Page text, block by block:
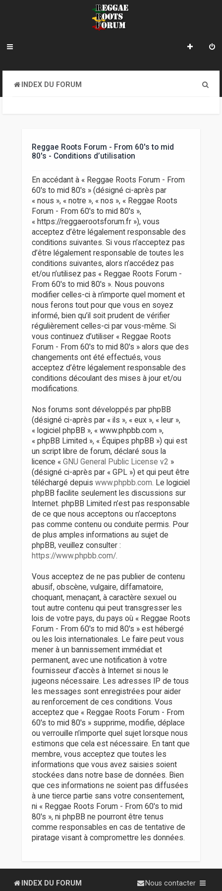
INDEX DU FORUM
Reggae Roots Forum - From 60's to mid
80's - Conditions d’utilisation
En accédant à « Reggae Roots Forum - From
60's to mid 80's » (désigné ci-après par
« nous », « notre », « nos », « Reggae Roots
Forum - From 60's to mid 80's »,
« https://reggaerootsforum.fr »), vous
acceptez d’être légalement responsable des
conditions suivantes. Si vous n’acceptez pas
d’être légalement responsable de toutes les
conditions suivantes, alors n’accédez pas
et/ou n’utilisez pas « Reggae Roots Forum -
From 60's to mid 80's ». Nous pouvons
modifier celles-ci à n’importe quel moment et
nous ferons tout pour que vous en soyez
informé, bien qu’il soit prudent de vérifier
régulièrement celles-ci par vous-même. Si
vous continuez d’utiliser « Reggae Roots
Forum - From 60's to mid 80's » alors que des
changements ont été effectués, vous
acceptez d’être légalement responsable des
conditions découlant des mises à jour et/ou
modifications.
Nos forums sont développés par phpBB
(désigné ci-après par « ils », « eux », « leur »,
« logiciel phpBB », « www.phpbb.com »,
« phpBB Limited », « Équipes phpBB ») qui est
un script libre de forum, déclaré sous la
licence « GNU General Public License v2 »
(désigné ci-après par « GPL ») et qui peut être
téléchargé depuis www.phpbb.com. Le logiciel
phpBB facilite seulement les discussions sur
Internet. phpBB Limited n’est pas responsable
de ce que nous acceptons ou n’acceptons
pas comme contenu ou conduite permis. Pour
de plus amples informations au sujet de
phpBB, veuillez consulter :
https://www.phpbb.com/.
Vous acceptez de ne pas publier de contenu
abusif, obscène, vulgaire, diffamatoire,
choquant, menaçant, à caractère sexuel ou
tout autre contenu qui peut transgresser les
lois de votre pays, du pays où « Reggae Roots
Forum - From 60's to mid 80's » est hébergé
ou les lois internationales. Le faire peut vous
mener à un bannissement immédiat et
permanent, avec une notification à votre
fournisseur d’accès à Internet si nous le
jugeons nécessaire. Les adresses IP de tous
les messages sont enregistrées pour aider
au renforcement de ces conditions. Vous
acceptez que « Reggae Roots Forum - From
60's to mid 80's » supprime, modifie, déplace
ou verrouille n’importe quel sujet lorsque nous
estimons que cela est nécessaire. En tant que
membre, vous acceptez que toutes les
informations que vous avez saisies soient
stockées dans notre base de données. Bien
que ces informations ne soient pas diffusées
à une tierce partie sans votre consentement,
ni « Reggae Roots Forum - From 60's to mid
80's », ni phpBB ne pourront être tenus
comme responsables en cas de tentative de
piratage visant à compromettre les données.
INDEX DU FORUM Nous contacter